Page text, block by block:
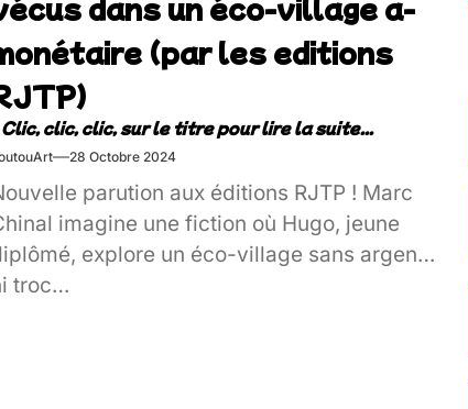
(par les editions
28 Octobre 2024
parution aux éditions RJTP ! Marc
imagine une fiction où Hugo, jeune
explore un éco-village sans argent
troc…